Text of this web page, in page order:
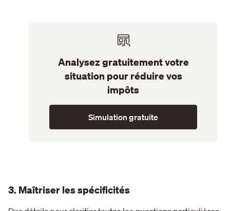
Analysez gratuitement votre
situation pour réduire vos
impôts
Simulation gratuite
3. Maîtriser les spécificités